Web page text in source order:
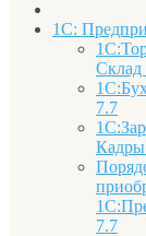
1С:
Склад
7.7
7.7